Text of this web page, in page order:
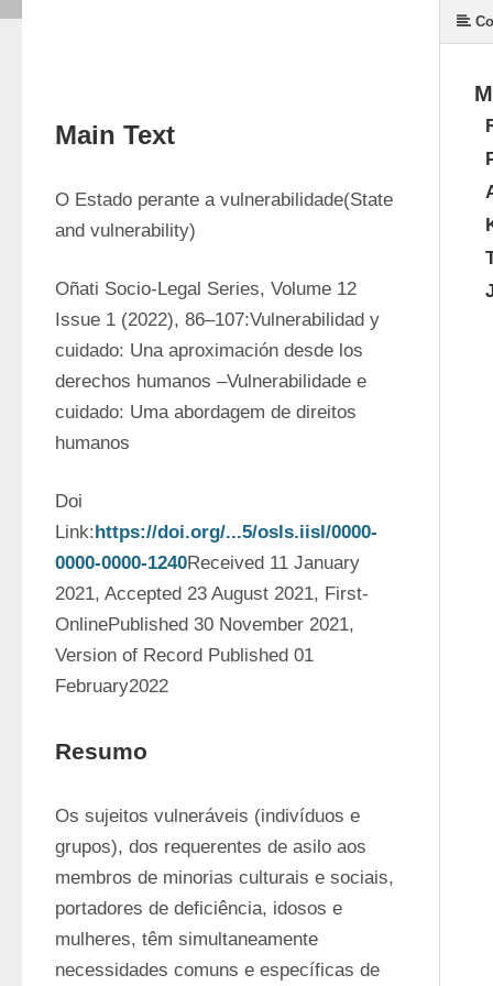
Main Text
O Estado perante a vulnerabilidade(State
and vulnerability)
Oñati Socio-Legal Series, Volume 12
Issue 1 (2022), 86–107:Vulnerabilidad y
cuidado: Una aproximación desde los
derechos humanos –Vulnerabilidade e
cuidado: Uma abordagem de direitos
humanos
Doi
Link:https://doi.org/...5/osls.iisl/0000-
0000-0000-1240Received 11 January
2021, Accepted 23 August 2021, First-
OnlinePublished 30 November 2021,
Version of Record Published 01
February2022
Resumo
Os sujeitos vulneráveis (indivíduos e
grupos), dos requerentes de asilo aos
membros de minorias culturais e sociais,
portadores de deficiência, idosos e
mulheres, têm simultaneamente
necessidades comuns e específicas de